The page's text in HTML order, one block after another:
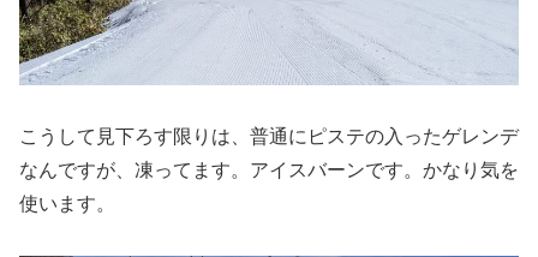
こうして見下ろす限りは、普通にピステの入ったゲレンデ
なんですが、凍ってます。アイスバーンです。かなり気を
使います。